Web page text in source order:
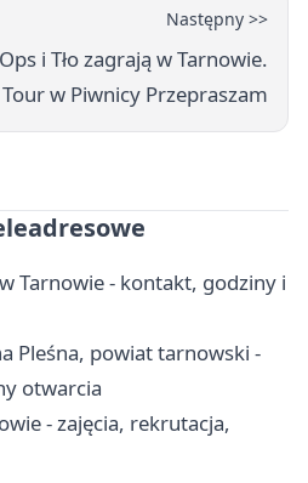
Następny >>
i Tło zagrają w Tarnowie.
w Piwnicy Przepraszam
Tarnowie - kontakt, godziny i
Pleśna, powiat tarnowski -
otwarcia
- zajęcia, rekrutacja,